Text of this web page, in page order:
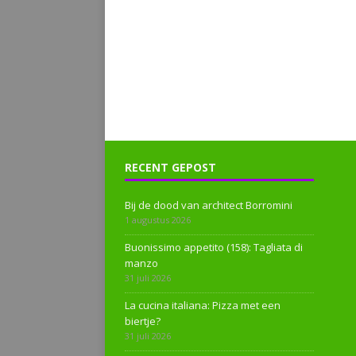
RECENT GEPOST
Bij de dood van architect Borromini
1 augustus 2026
Buonissimo appetito (158): Tagliata di
manzo
31 juli 2026
La cucina italiana: Pizza met een
biertje?
31 juli 2026